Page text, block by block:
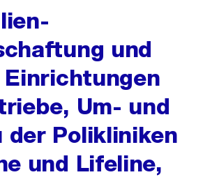
und
Einrichtungen
Um- und
der Polikliniken
und Lifeline,